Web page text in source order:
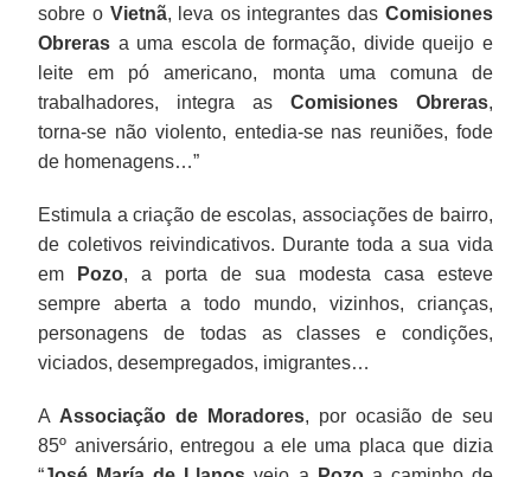
sobre o Vietnã, leva os integrantes das Comisiones
Obreras a uma escola de formação, divide queijo e
leite em pó americano, monta uma comuna de
trabalhadores, integra as Comisiones Obreras,
torna-se não violento, entedia-se nas reuniões, fode
de homenagens…”
Estimula a criação de escolas, associações de bairro,
de coletivos reivindicativos. Durante toda a sua vida
em
Pozo, a porta de sua modesta casa esteve
sempre aberta a todo mundo, vizinhos, crianças,
personagens de todas as classes e condições,
viciados, desempregados, imigrantes…
A Associação de Moradores, por ocasião de seu
85º aniversário, entregou a ele uma placa que dizia